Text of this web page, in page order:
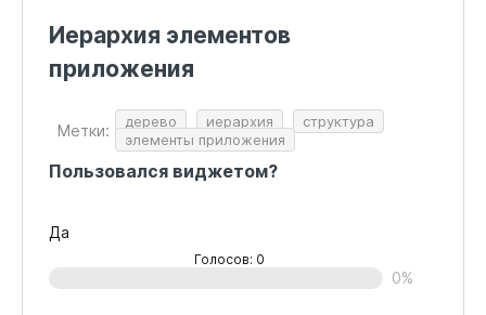
Иерархия элементов
приложения
Метки: дерево иерархия
структура
элементы приложения
Пользовался виджетом?
Да
Голосов: 0
0%